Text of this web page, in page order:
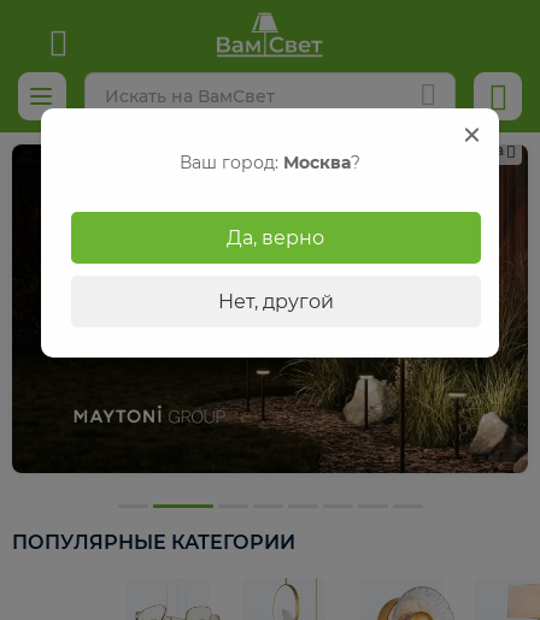
Реклама
ПОПУЛЯРНЫЕ КАТЕГОРИИ
Ваш город: Москва?
Да, верно
Нет, другой